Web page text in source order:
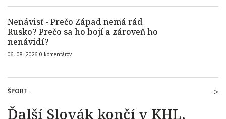
Nenávisť - Prečo Západ nemá rád
Rusko? Prečo sa ho bojí a zároveň ho
nenávidí?
06. 08. 2026 0 komentárov
ŠPORT